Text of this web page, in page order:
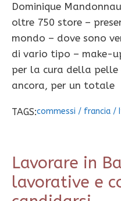
Dominique
oltre 750 store –
mondo – dove sono
di vario tipo – make-
per la cura della
ancora, per un totale
TAGS:commessi / francia /
Lavorare in
lavorative e